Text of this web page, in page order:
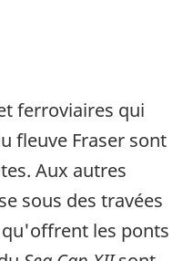
ferroviaires qui
fleuve Fraser sont
Aux autres
sous des travées
les ponts